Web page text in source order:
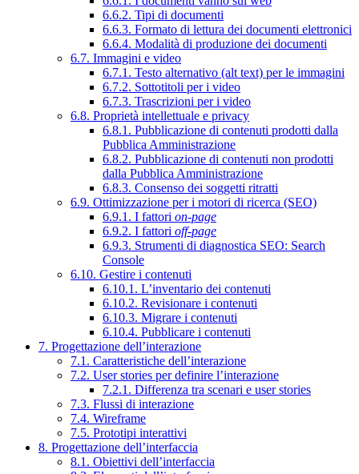
6.6.2. Tipi di documenti
6.6.3. Formato di lettura dei documenti elettronici
6.6.4. Modalità di produzione dei documenti
6.7. Immagini e video
6.7.1. Testo alternativo (alt text) per le immagini
6.7.2. Sottotitoli per i video
6.7.3. Trascrizioni per i video
6.8. Proprietà intellettuale e privacy
6.8.1. Pubblicazione di contenuti prodotti dalla
Pubblica Amministrazione
6.8.2. Pubblicazione di contenuti non prodotti
dalla Pubblica Amministrazione
6.8.3. Consenso dei soggetti ritratti
6.9. Ottimizzazione per i motori di ricerca (SEO)
6.9.1. I fattori on-page
6.9.2. I fattori off-page
6.9.3. Strumenti di diagnostica SEO: Search
Console
6.10. Gestire i contenuti
6.10.1. L’inventario dei contenuti
6.10.2. Revisionare i contenuti
6.10.3. Migrare i contenuti
6.10.4. Pubblicare i contenuti
7. Progettazione dell’interazione
7.1. Caratteristiche dell’interazione
7.2. User stories per definire l’interazione
7.2.1. Differenza tra scenari e user stories
7.3. Flussi di interazione
7.4. Wireframe
7.5. Prototipi interattivi
8. Progettazione dell’interfaccia
8.1. Obiettivi dell’interfaccia